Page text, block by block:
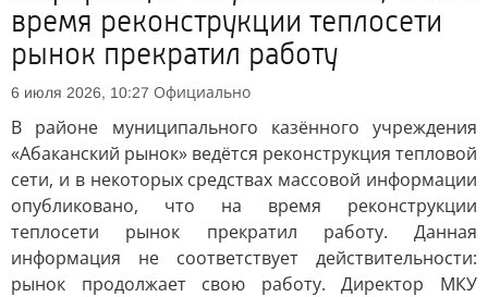
время реконструкции теплосети
рынок прекратил работу
6 июля 2026, 10:27 Официально
В районе муниципального казённого учреждения
«Абаканский рынок» ведётся реконструкция тепловой
сети, и в некоторых средствах массовой информации
опубликовано, что на время реконструкции
теплосети рынок прекратил работу. Данная
информация не соответствует действительности:
рынок продолжает свою работу. Директор МКУ